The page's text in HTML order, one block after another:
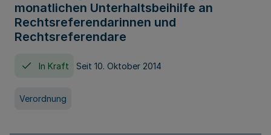
monatlichen Unterhaltsbeihilfe an
Rechtsreferendarinnen und
Rechtsreferendare
In Kraft Seit 10. Oktober 2014
Verordnung